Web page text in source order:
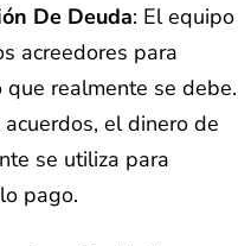
De Deuda: El equipo
acreedores para
realmente se debe.
el dinero de
se utiliza para
pago.